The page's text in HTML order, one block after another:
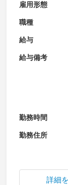
雇用形態
職種
給与
給与備考
勤務時間
勤務住所
詳細